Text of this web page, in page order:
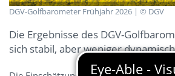
DGV-Golfbarometer Frühjahr 2026 | © DGV
Die Ergebnisse des DGV-
sich stabil, aber weniger